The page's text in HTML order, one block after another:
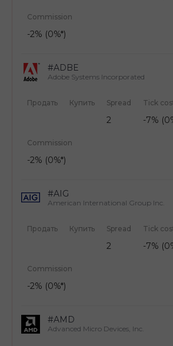
Commission
-2% (0%*)
#ADBE
Adobe Systems Incorporated
Продать Купить Spread
2
Tick
-7%
Commission
-2% (0%*)
#AIG
American International Group Inc.
Продать Купить Spread
2
Tick
-7%
Commission
-2% (0%*)
#AMD
Advanced Micro Devices, Inc.